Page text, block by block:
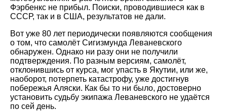
Фэрбенкс не прибыл. Поиски, проводившиеся как в
СССР, так и в США, результатов не дали.
Вот уже 80 лет периодически появляются сообщения
о том, что самолёт Сигизмунда Леваневского
обнаружен. Однако ни разу они не получили
подтверждения. По разным версиям, самолёт,
отклонившись от курса, мог упасть в Якутии, или же,
наоборот, потерпеть катастрофу, уже достигнув
побережья Аляски. Как бы то ни было, достоверно
установить судьбу экипажа Леваневского не удаётся
по сей день.